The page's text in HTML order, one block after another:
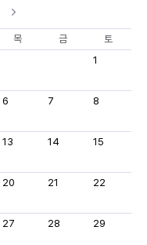
목 금
토
1
6 7 8
13 14 15
20 21 22
27 28 29